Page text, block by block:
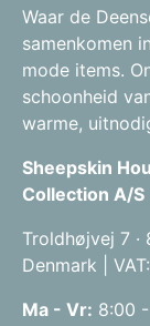
Waar de
samenkomen
mode items.
schoonheid
warme,
Sheepskin
Collection A/S
Troldhøjvej 7 ·
Denmark |
Ma - Vr: 8:00